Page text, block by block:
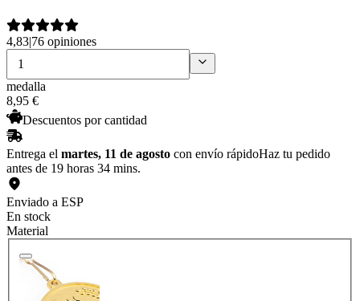
4,83|76 opiniones
medalla
8,95 €
Descuentos por cantidad
Entrega el martes, 11 de agosto con envío rápidoHaz tu pedido
antes de 19 horas 34 mins.
Enviado a ESP
En stock
Material